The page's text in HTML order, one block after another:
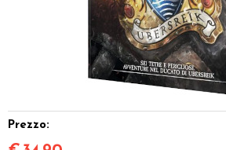
Prezzo: